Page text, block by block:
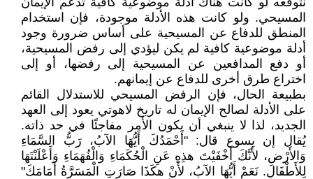
المسيحي. ولو كانت هذه الأدلة موجودة، فإن استخدام
المنطق للدفاع عن المسيحية على أساس ضرورة وجود
أدلة موضوعية كافية لم يكن ليؤدي إلى رفض المسيحية،
أو دفع المدافعين عن المسيحية إلى رفضها، أو إلى
اختراع طرق أخرى للدفاع عن إيمانهم.
بطبيعة الحال، فإن الرفض المسيحي للاستدلال القائم
على الأدلة لصالح الإيمان له تاريخ لاهوتي يعود إلى العهد
الجديد، لذا لا ينبغي أن يكون الأمر مفاجئًا في حد ذاته.
يُقال إن يسوع قال: "أَحْمَدُكَ أَيُّهَا الآبُ، رَبُّ السَّمَاءِ
وَالأَرْضِ، لأَنَّكَ أَخْفَيْتَ هذِهِ عَنِ الْحُكَمَاءِ وَالْفُهَمَاءِ وَأَعْلَنْتَهَا
لِلأَطْفَالِ. نَعَمْ أَيُّهَا الآبُ، لأَنْ هكَذَا صَارَتِ الْمَسَرَّةُ أَمَامَكَ"